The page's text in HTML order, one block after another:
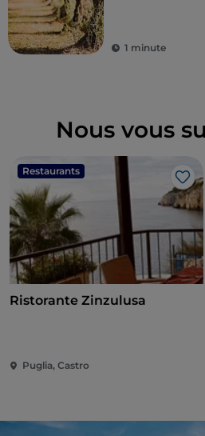
1 minute
Nous vous
Restaurants
Ristorante Zinzulusa
Puglia, Castro